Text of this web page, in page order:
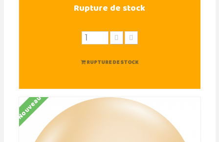
Rupture de stock
RUPTURE DE STOCK
Nouveau